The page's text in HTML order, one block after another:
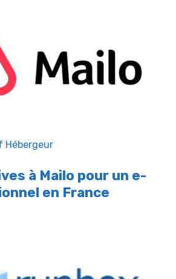
Hébergeur
à Mailo pour un e-
en France